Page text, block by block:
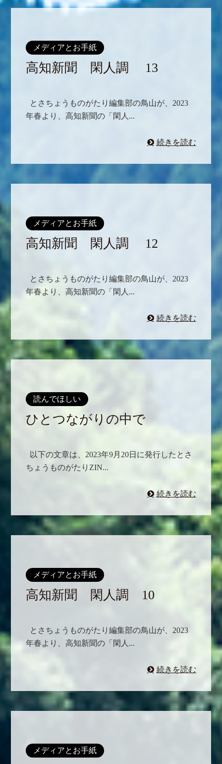
メディアとお手紙
高知新聞 閑人調 13
とさちょうものがたり編集部の鳥山が、2023
年春より、高知新聞の「閑人...
続きを読む
メディアとお手紙
高知新聞 閑人調 12
とさちょうものがたり編集部の鳥山が、2023
年春より、高知新聞の「閑人...
続きを読む
読んでほしい
ひとつながりの中で
以下の文章は、2023年9月20日に発行したとさ
ちょうものがたりZIN...
続きを読む
メディアとお手紙
高知新聞 閑人調 10
とさちょうものがたり編集部の鳥山が、2023
年春より、高知新聞の「閑人...
続きを読む
メディアとお手紙